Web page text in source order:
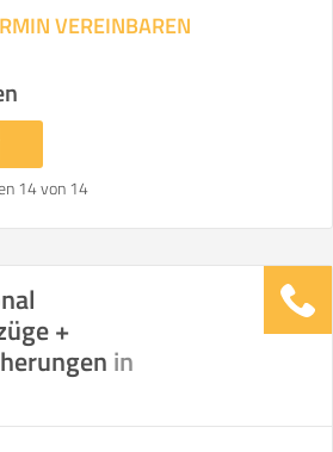
VEREINBAREN
14 von 14
+
in